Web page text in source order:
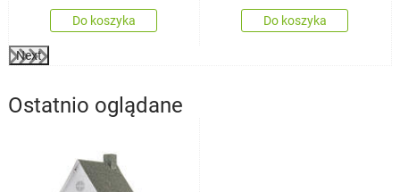
Do koszyka Do koszyka
Next
Ostatnio oglądane